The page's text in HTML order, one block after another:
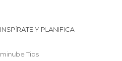
INSPÍRATE Y PLANIFICA
minube Tips